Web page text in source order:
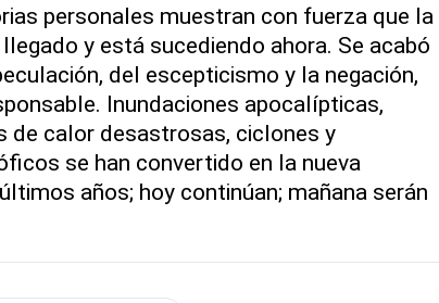
personales muestran con fuerza que la
y está sucediendo ahora. Se acabó
del escepticismo y la negación,
Inundaciones apocalípticas,
de calor desastrosas, ciclones y
se han convertido en la nueva
años; hoy continúan; mañana serán